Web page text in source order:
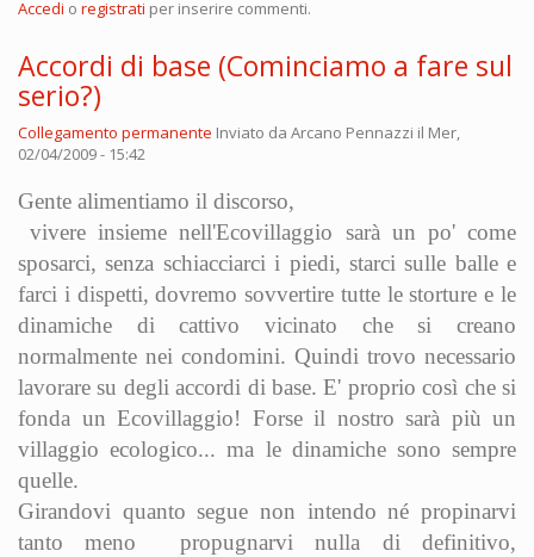
Accedi o registrati per inserire commenti.
Accordi di base (Cominciamo a fare sul
serio?)
Collegamento permanente Inviato da Arcano Pennazzi il Mer,
02/04/2009 - 15:42
Gente alimentiamo il discorso,
vivere insieme nell'Ecovillaggio sarà un po' come
sposarci, senza schiacciarci i piedi, starci sulle balle e
farci i dispetti, dovremo sovvertire tutte le storture e le
dinamiche di cattivo vicinato che si creano
normalmente nei condomini. Quindi trovo necessario
lavorare su degli accordi di base. E' proprio così che si
fonda un Ecovillaggio! Forse il nostro sarà più un
villaggio ecologico... ma le dinamiche sono sempre
quelle.
Girandovi quanto segue non intendo né propinarvi
tanto meno propugnarvi nulla di definitivo,